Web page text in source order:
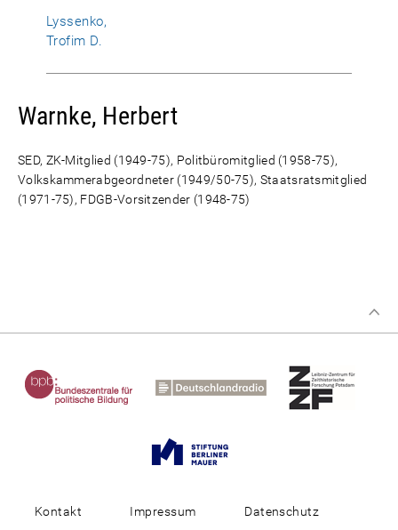
Lyssenko,
Trofim D.
Warnke, Herbert
SED, ZK-Mitglied (1949-75), Politbüromitglied (1958-75),
Volkskammerabgeordneter (1949/50-75), Staatsratsmitglied
(1971-75), FDGB-Vorsitzender (1948-75)
Kontakt Impressum Datenschutz